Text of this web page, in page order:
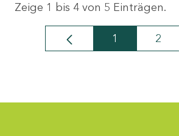
Zeige 1 bis 4 von 5 Einträgen.
Seite
1 Seite
2